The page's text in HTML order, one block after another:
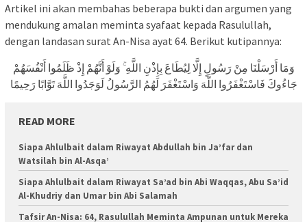
Artikel ini akan membahas beberapa bukti dan argumen yang
mendukung amalan meminta syafaat kepada Rasulullah,
dengan landasan surat An-Nisa ayat 64. Berikut kutipannya:
وَمَا أَرْسَلْنَا مِنْ رَسُولٍ إِلَّا لِيُطَاعَ بِإِذْنِ اللَّهِ ۚ وَلَوْ أَنَّهُمْ إِذْ ظَلَمُوا أَنْفُسَهُمْ
جَاءُوكَ فَاسْتَغْفَرُوا اللَّهَ وَاسْتَغْفَرَ لَهُمُ الرَّسُولُ لَوَجَدُوا اللَّهَ تَوَّابًا رَحِيمًا
READ MORE
Siapa Ahlulbait dalam Riwayat Abdullah bin Ja’far dan
Watsilah bin Al-Asqa’
Siapa Ahlulbait dalam Riwayat Sa’ad bin Abi Waqqas, Abu Sa’id
Al-Khudriy dan Umar bin Abi Salamah
Tafsir An-Nisa: 64, Rasulullah Meminta Ampunan untuk Mereka